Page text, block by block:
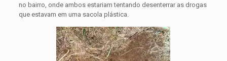
no bairro, onde ambos estariam tentando desenterrar as drogas
que estavam em uma sacola plástica.